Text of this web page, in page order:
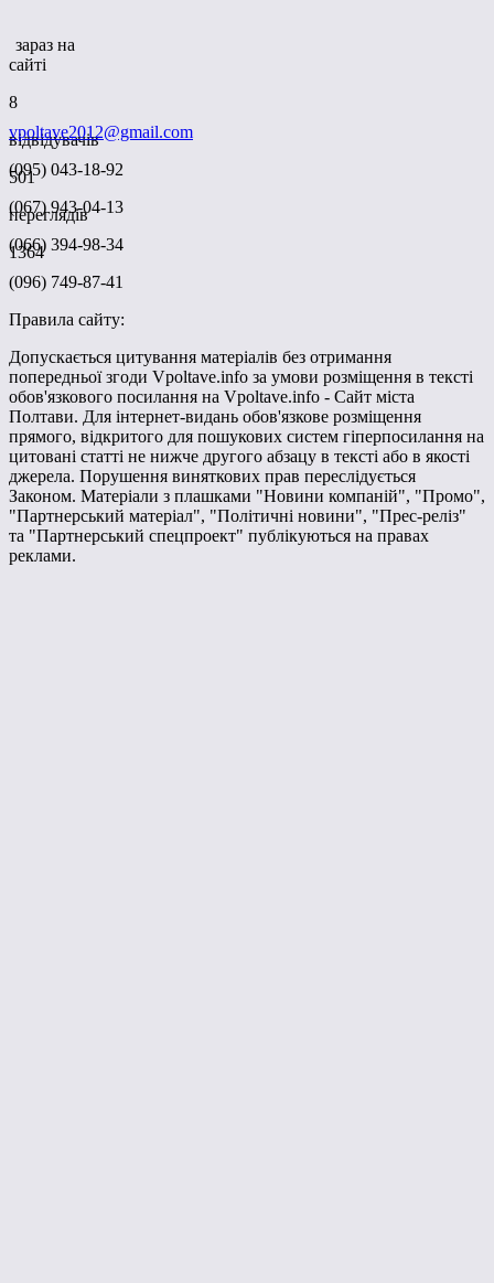
зараз на
сайті
8
відвідувачів
501
переглядів
1364
vpoltave2012@gmail.com
(095) 043-18-92
(067) 943-04-13
(066) 394-98-34
(096) 749-87-41
Правила сайту:
Допускається цитування матеріалів без отримання
попередньої згоди Vpoltave.info за умови розміщення в тексті
обов'язкового посилання на Vpoltave.info - Сайт міста
Полтави. Для інтернет-видань обов'язкове розміщення
прямого, відкритого для пошукових систем гіперпосилання на
цитовані статті не нижче другого абзацу в тексті або в якості
джерела. Порушення виняткових прав переслідується
Законом. Матеріали з плашками "Новини компаній", "Промо",
"Партнерський матеріал", "Політичні новини", "Прес-реліз"
та "Партнерський спецпроект" публікуються на правах
реклами.